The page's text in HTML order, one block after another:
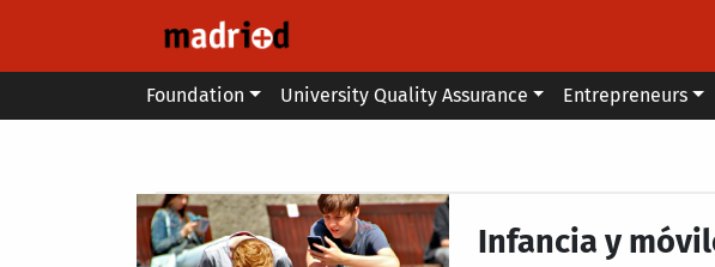
Main menu
Foundation University Quality Assurance Entrepreneurs
Infancia y